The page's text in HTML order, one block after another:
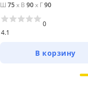
Ш 75x В 90x Г90
4.1
0
В корзину